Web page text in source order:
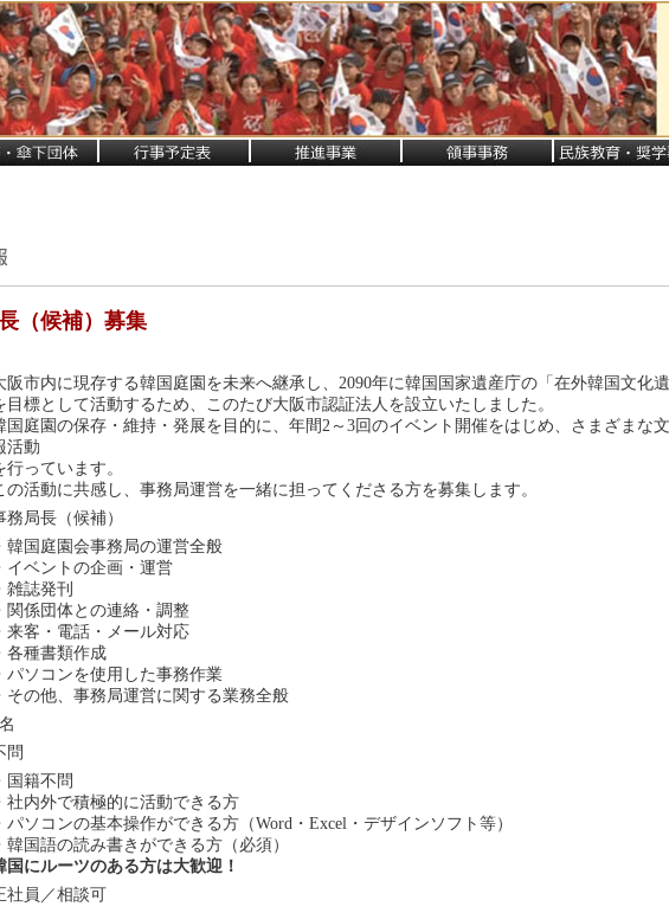
（候補）募集
阪市内に現存する韓国庭園を未来へ継承し、2090年に韓国国家遺産庁の「在外韓国文化
目標として活動するため、このたび大阪市認証法人を設立いたしました。
国庭園の保存・維持・発展を目的に、年間2～3回のイベント開催をはじめ、さまざまな
活動
行っています。
の活動に共感し、事務局運営を一緒に担ってくださる方を募集します。
務局長（候補）
韓国庭園会事務局の運営全般
イベントの企画・運営
雑誌発刊
関係団体との連絡・調整
来客・電話・メール対応
各種書類作成
パソコンを使用した事務作業
その他、事務局運営に関する業務全般
問
国籍不問
社内外で積極的に活動できる方
パソコンの基本操作ができる方（Word・Excel・デザインソフト等）
韓国語の読み書きができる方（必須）
国にルーツのある方は大歓迎！
社員／相談可